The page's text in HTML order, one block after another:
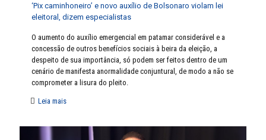
‘Pix caminhoneiro’ e novo auxílio de Bolsonaro violam lei
eleitoral, dizem especialistas
O aumento do auxílio emergencial em patamar considerável e a
concessão de outros benefícios sociais à beira da eleição, a
despeito de sua importância, só podem ser feitos dentro de um
cenário de manifesta anormalidade conjuntural, de modo a não se
comprometer a lisura do pleito.
Leia mais